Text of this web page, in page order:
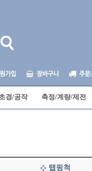
경/공작 측정/계량/제전
탭핑척